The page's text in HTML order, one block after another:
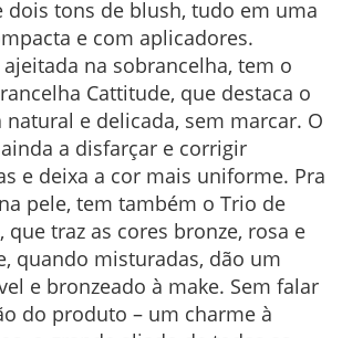
dois tons de blush, tudo em uma
e com aplicadores.
na sobrancelha, tem o
Cattitude, que destaca o
e delicada, sem marcar. O
a disfarçar e corrigir
e deixa a cor mais uniforme. Pra
pele, tem também o Trio de
que traz as cores bronze, rosa e
quando misturadas, dão um
e bronzeado à make. Sem falar
do produto – um charme à